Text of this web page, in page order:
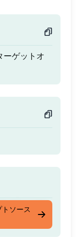
ーゲットオ
ーゲットオ
ソース